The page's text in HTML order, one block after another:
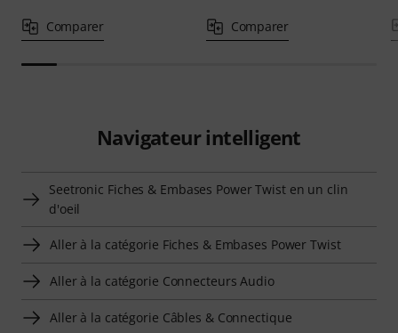
Comparer Comparer
Navigateur intelligent
Seetronic Fiches & Embases Power Twist en un clin
d'oeil
Aller à la catégorie Fiches & Embases Power Twist
Aller à la catégorie Connecteurs Audio
Aller à la catégorie Câbles & Connectique